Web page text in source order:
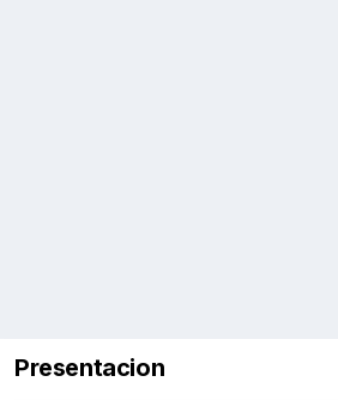
Presentacion